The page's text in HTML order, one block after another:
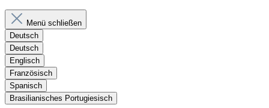
Menü schließen
Deutsch
Deutsch
Englisch
Französisch
Spanisch
Brasilianisches Portugiesisch